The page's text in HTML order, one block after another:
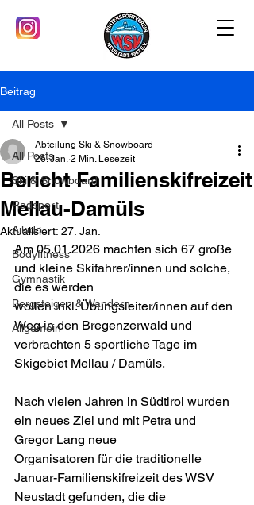
Beitrag
All Posts
Ski & Snowboard
Radsport
Aikido
Bodyfitness
Gymnastik
Bergsteigen & Wandern
Allgemein
All Posts
Bericht Familienskifreizeit
Mellau-Damüls
Abteilung Ski & Snowboard
26. Jan. 2 Min. Lesezeit
Aktualisiert: 27. Jan.
Am 05.01.2026 machten sich 67 große
und kleine Skifahrer/innen und solche,
die es werden
wollen inkl. Übungsleiter/innen auf den
Weg in den Bregenzerwald und
verbrachten 5 sportliche Tage im
Skigebiet Mellau / Damüls.
Nach vielen Jahren in Südtirol wurden
ein neues Ziel und mit Petra und
Gregor Lang neue
Organisatoren für die traditionelle
Januar-Familienskifreizeit des WSV
Neustadt gefunden, die die